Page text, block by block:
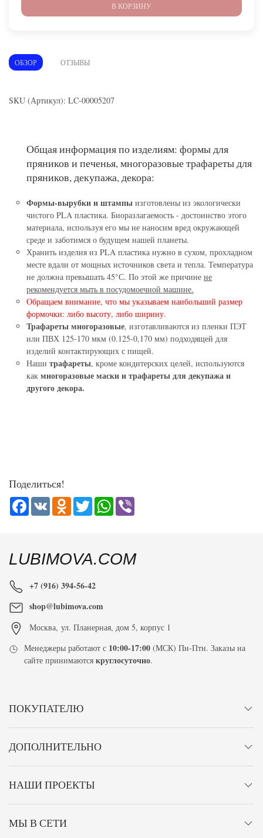
В КОРЗИНУ
ОБЗОР ОТЗЫВЫ
SKU (Артикул): LC-00005207
Общая информация по изделиям: формы для
пряников и печенья, многоразовые трафареты для
пряников, декупажа, декора:
Формы-вырубки и штампы изготовлены из экологически
чистого PLA пластика. Биоразлагаемость - достоинство этого
материала, используя его мы не наносим вред окружающей
среде и заботимся о будущем нашей планеты.
Хранить изделия из PLA пластика нужно в сухом, прохладном
месте вдали от мощных источников света и тепла. Температура
не должна превышать 45°С. По этой же причине не
рекомендуется мыть в посудомоечной машине.
Обращаем внимание, что мы указываем наибольший размер
формочки: либо высоту, либо ширину.
Трафареты многоразовые, изготавливаются из пленки ПЭТ
или ПВХ 125-170 мкм (0.125-0,170 мм) подходящей для
изделий контактирующих с пищей.
Наши трафареты, кроме кондитерских целей, используются
как многоразовые маски и трафареты для декупажа и
другого декора.
Поделиться!
Facebook
VK Odnoklassniki
TwitterWhatsApp
LUBIMOVA.COM
+7 (916) 394-56-42
shop@lubimova.com
Москва, ул. Планерная, дом 5, корпус 1
Менеджеры работают с 10:00-17:00 (МСК) Пн-Птн. Заказы на
сайте принимаютсякруглосуточно.
ПОКУПАТЕЛЮ
ДОПОЛНИТЕЛЬНО
НАШИ ПРОЕКТЫ
МЫ В СЕТИ